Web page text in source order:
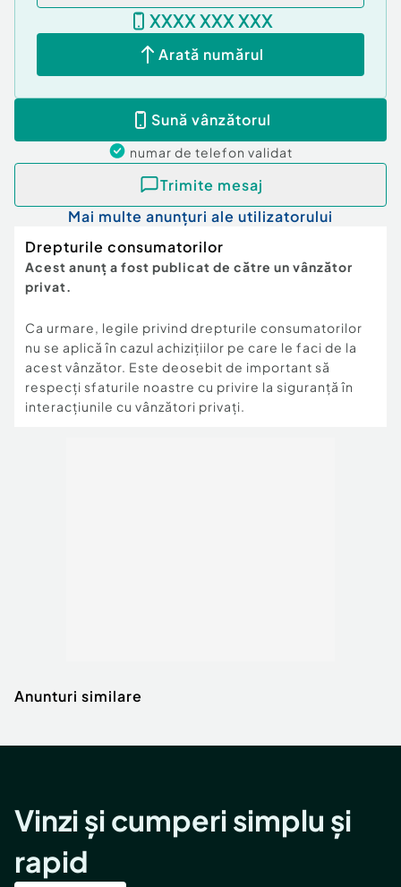
XXXX XXX XXX
Arată numărul
Sună vânzătorul
numar de telefon validat
Trimite mesaj
Mai multe anunțuri ale utilizatorului
Drepturile consumatorilor
Acest anunț a fost publicat de către un vânzător
privat.
Ca urmare, legile privind drepturile consumatorilor
nu se aplică în cazul achizițiilor pe care le faci de la
acest vânzător. Este deosebit de important să
respecți sfaturile noastre cu privire la siguranță în
interacțiunile cu vânzători privați.
Anunturi similare
Vinzi și cumperi simplu și
rapid